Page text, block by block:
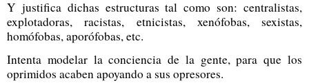
Y justifica dichas estructuras tal como son: centralistas,
explotadoras, racistas, etnicistas, xenófobas, sexistas,
homófobas, aporófobas, etc.
Intenta modelar la conciencia de la gente, para que los
oprimidos acaben apoyando a sus opresores.